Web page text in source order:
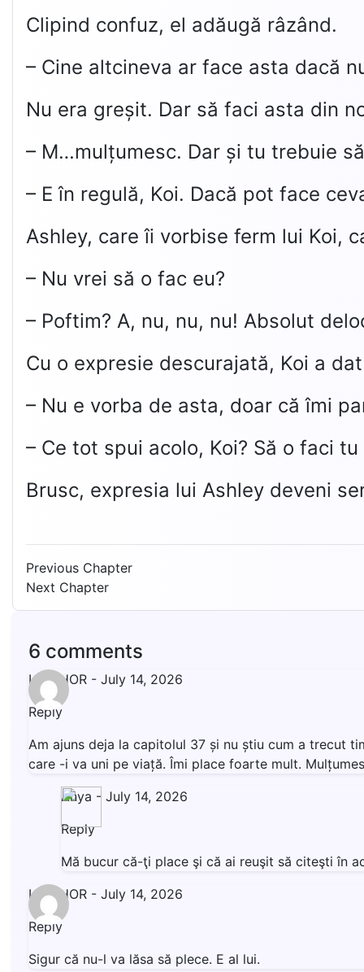
Clipind confuz, el adăugă râzând.
– Cine altcineva ar face asta dacă
Nu era greșit. Dar să faci asta din
– M…mulțumesc. Dar și tu trebuie
– E în regulă, Koi. Dacă pot face
Ashley, care îi vorbise ferm lui Koi,
– Nu vrei să o fac eu?
– Poftim? A, nu, nu, nu! Absolut
Cu o expresie descurajată, Koi a
– Nu e vorba de asta, doar că îmi
– Ce tot spui acolo, Koi? Să o faci tu
Brusc, expresia lui Ashley deveni
Previous Chapter
Next Chapter
6 comments
LIVISHOR - July 14, 2026
Reply
Am ajuns deja la capitolul 37 și nu știu cum a trecut
care -i va uni pe viață. Îmi place foarte mult.
Anya - July 14, 2026
Reply
Mă bucur că-ţi place şi că ai reuşit să citeşti în
LIVISHOR - July 14, 2026
Reply
Sigur că nu-l va lăsa să plece. E al lui.